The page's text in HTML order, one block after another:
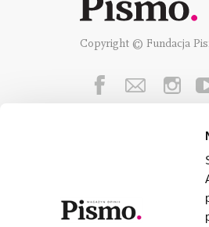
Copyright © Fundacja
Fundację